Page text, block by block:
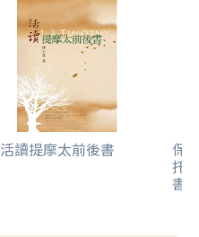
活讀提摩太前後書 保
托
書